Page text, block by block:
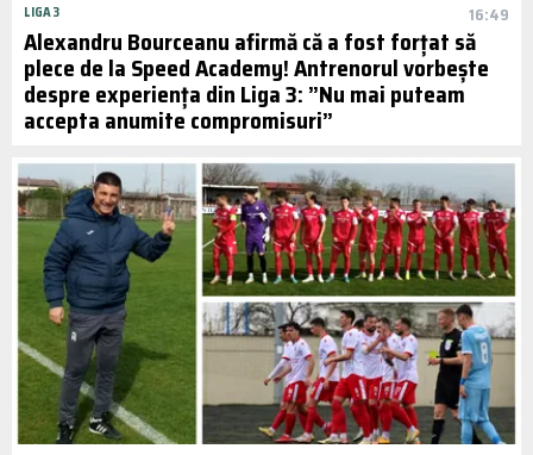
LIGA 3 16:49
Alexandru Bourceanu afirmă că a fost forțat să
plece de la Speed Academy! Antrenorul vorbește
despre experiența din Liga 3: ”Nu mai puteam
accepta anumite compromisuri”